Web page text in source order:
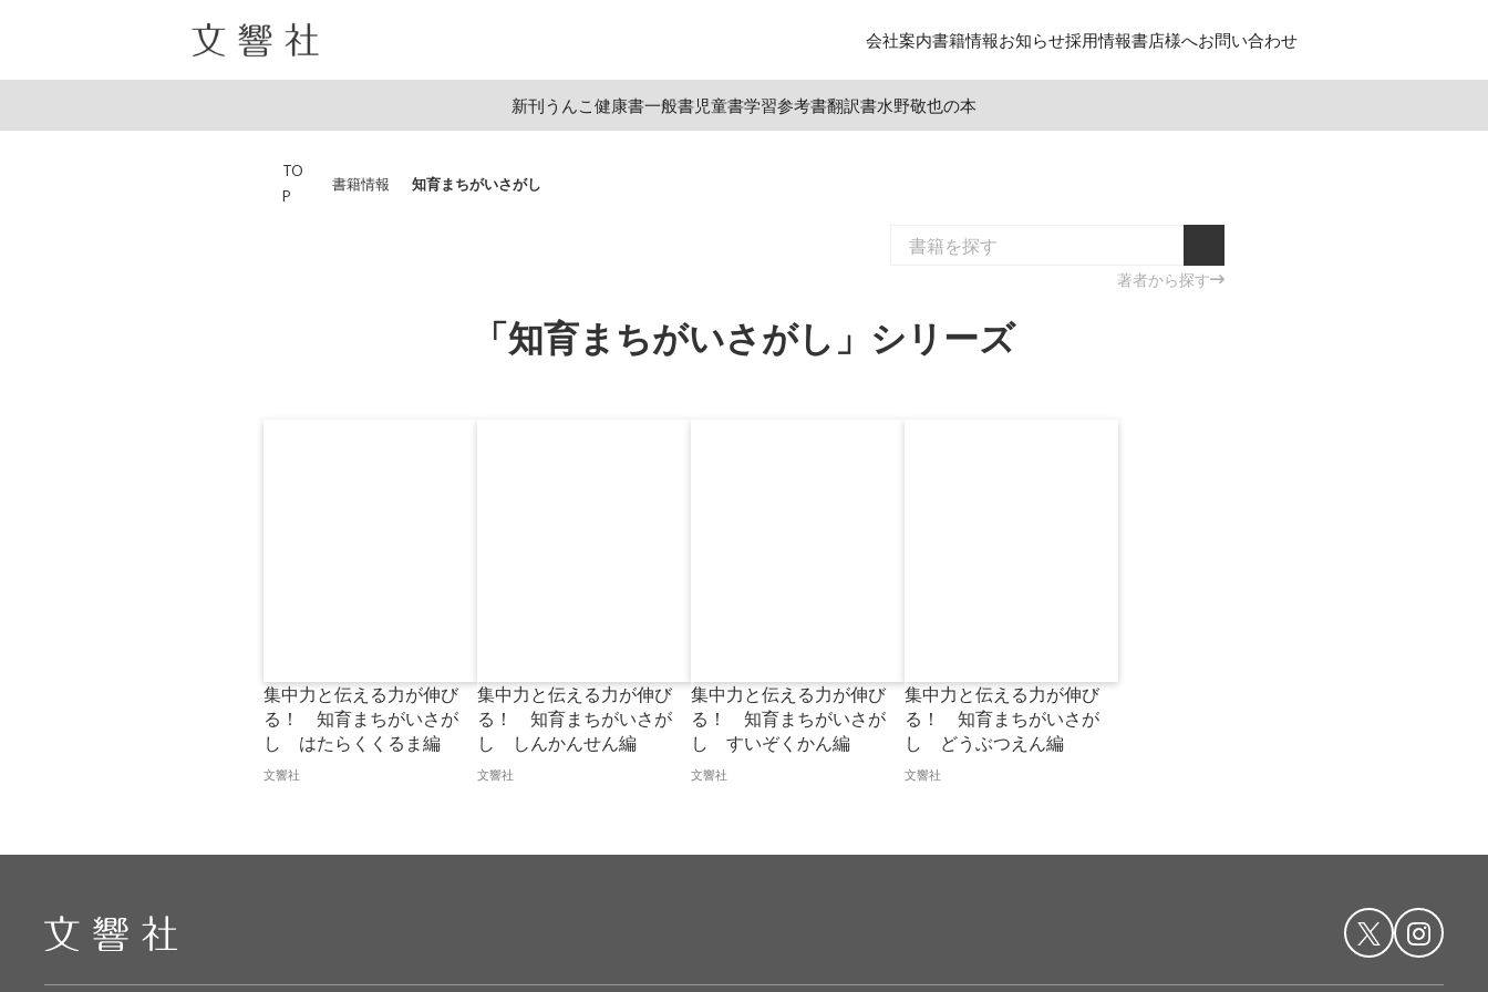
会社案内書籍情報お知らせ採用情報書店様へお問い合わせ
新刊うんこ 健康書一般書児童書学習参考書翻訳書水野敬也の本
TO
P
書籍情報 知育まちがいさがし
著者から探す
「知育まちがいさがし」シリーズ
集中力と伝える力が伸び
る！ 知育まちがいさが
し はたらくくるま編
文響社
集中力と伝える力が伸び
る！ 知育まちがいさが
し しんかんせん編
文響社
集中力と伝える力が伸び
る！ 知育まちがいさが
し すいぞくかん編
文響社
集中力と伝える力が伸び
る！ 知育まちがいさが
し どうぶつえん編
文響社